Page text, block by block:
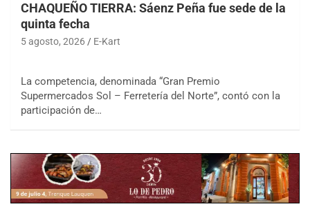
CHAQUEÑO TIERRA: Sáenz Peña fue sede de la
quinta fecha
5 agosto, 2026 E-Kart
La competencia, denominada “Gran Premio
Supermercados Sol – Ferretería del Norte”, contó con la
participación de…